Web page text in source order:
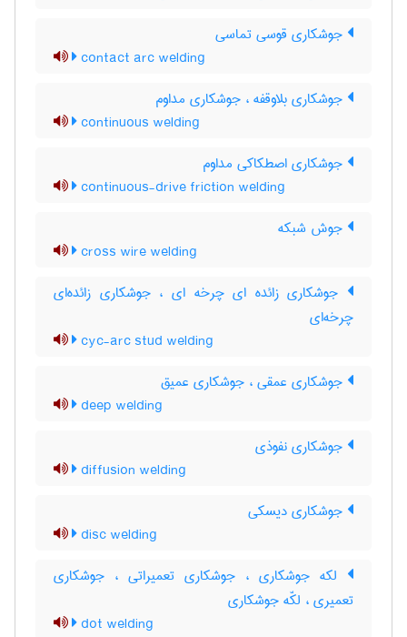
جوشکاری قوسی تماسی
contact arc welding
جوشکاری بلاوقفه ، جوشکاری مداوم
continuous welding
جوشکاری اصطکاکی مداوم
continuous-drive friction welding
جوش شبکه
cross wire welding
جوشکاری زائده ای چرخه ای ، جوشکاری زائده‌ای
چرخه‌ای
cyc-arc stud welding
جوشکاری عمقی ، جوشکاری عمیق
deep welding
جوشکاری نفوذی
diffusion welding
جوشکاری دیسکی
disc welding
لکه جوشکاری ، جوشکاری تعمیراتی ، جوشکاری
تعمیری ، لکّه جوشکاری
dot welding